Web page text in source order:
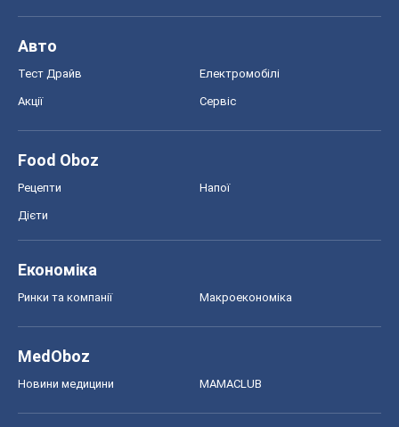
Авто
Тест Драйв Електромобілі
Акції Сервіс
Food Oboz
Рецепти Напої
Дієти
Економіка
Ринки та компанії Макроекономіка
MedOboz
Новини медицини MAMACLUB